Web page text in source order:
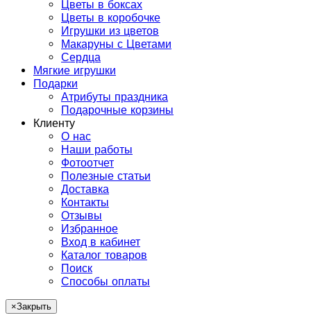
Цветы в боксах
Цветы в коробочке
Игрушки из цветов
Макаруны с Цветами
Сердца
Мягкие игрушки
Подарки
Атрибуты праздника
Подарочные корзины
Клиенту
О нас
Наши работы
Фотоотчет
Полезные статьи
Доставка
Контакты
Отзывы
Избранное
Вход в кабинет
Каталог товаров
Поиск
Способы оплаты
×Закрыть